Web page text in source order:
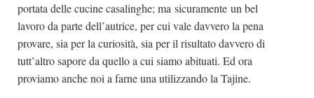
portata delle cucine casalinghe; ma sicuramente un bel
lavoro da parte dell’autrice, per cui vale davvero la pena
provare, sia per la curiosità, sia per il risultato davvero di
tutt’altro sapore da quello a cui siamo abituati. Ed ora
proviamo anche noi a farne una utilizzando la Tajine.